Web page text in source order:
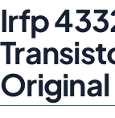
Irfp
Original